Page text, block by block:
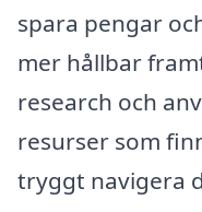
spara pengar
mer hållbar
research och
resurser som
tryggt navigera